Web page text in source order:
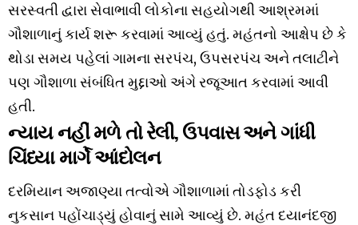
સરસ્વતી દ્વારા સેવાભાવી લોકોના સહયોગથી આશ્રમમાં
ગૌશાળાનું કાર્ય શરૂ કરવામાં આવ્યું હતું. મહંતનો આક્ષેપ છે કે
થોડા સમય પહેલાં ગામના સરપંચ, ઉપસરપંચ અને તલાટીને
પણ ગૌશાળા સંબંધિત મુદ્દાઓ અંગે રજૂઆત કરવામાં આવી
હતી.
ન્યાય નહીં મળે તો રેલી, ઉપવાસ અને ગાંધી
ચિંધ્યા માર્ગે આંદોલન
દરમિયાન અજાણ્યા તત્વોએ ગૌશાળામાં તોડફોડ કરી
નુકસાન પહોંચાડ્યું હોવાનું સામે આવ્યું છે. મહંત દયાનંદજી